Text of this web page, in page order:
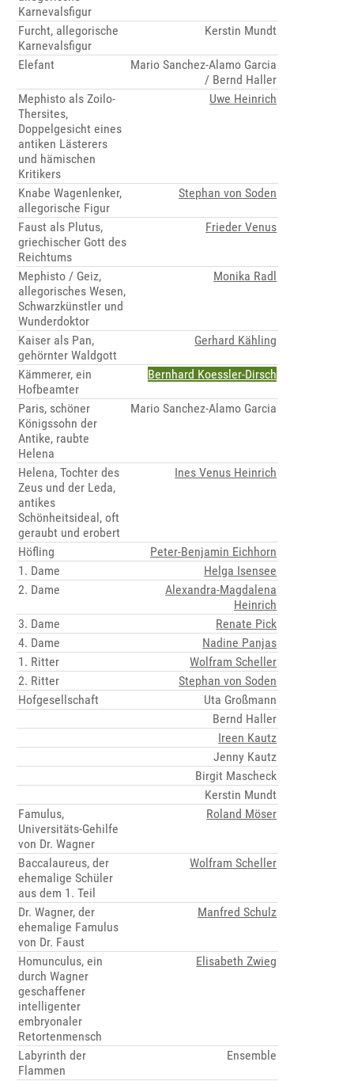
Karnevalsfigur
Furcht, allegorische
Karnevalsfigur
Kerstin Mundt
Elefant
Mario Sanchez-Alamo Garcia
/ Bernd Haller
Mephisto als Zoilo-
Thersites,
Doppelgesicht eines
antiken Lästerers
und hämischen
Kritikers
Uwe Heinrich
Knabe Wagenlenker,
allegorische Figur
Stephan von Soden
Faust als Plutus,
griechischer Gott des
Reichtums
Frieder Venus
Mephisto / Geiz,
allegorisches Wesen,
Schwarzkünstler und
Wunderdoktor
Monika Radl
Kaiser als Pan,
gehörnter Waldgott
Gerhard Kähling
Kämmerer, ein
Hofbeamter
Bernhard Koessler-Dirsch
Paris, schöner
Königssohn der
Antike, raubte
Helena
Mario Sanchez-Alamo Garcia
Helena, Tochter des
Zeus und der Leda,
antikes
Schönheitsideal, oft
geraubt und erobert
Ines Venus Heinrich
Höfling
Peter-Benjamin Eichhorn
1. Dame
Helga Isensee
2. Dame
Alexandra-Magdalena
Heinrich
3. Dame
Renate Pick
4. Dame
Nadine Panjas
1. Ritter
Wolfram Scheller
2. Ritter
Stephan von Soden
Hofgesellschaft
Uta Großmann
Bernd Haller
Ireen Kautz
Jenny Kautz
Birgit Mascheck
Kerstin Mundt
Famulus,
Universitäts-Gehilfe
von Dr. Wagner
Roland Möser
Baccalaureus, der
ehemalige Schüler
aus dem 1. Teil
Wolfram Scheller
Dr. Wagner, der
ehemalige Famulus
von Dr. Faust
Manfred Schulz
Homunculus, ein
durch Wagner
geschaffener
intelligenter
embryonaler
Retortenmensch
Elisabeth Zwieg
Labyrinth der
Flammen
Ensemble